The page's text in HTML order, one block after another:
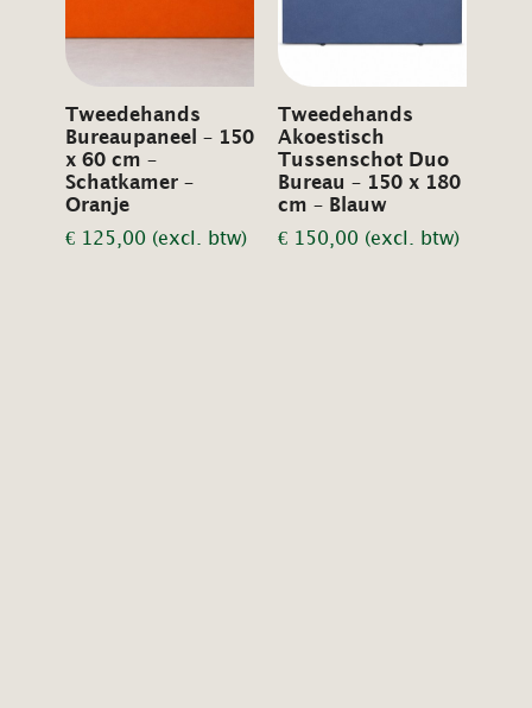
Tweedehands
Bureaupaneel – 150
x 60 cm –
Schatkamer –
Oranje
€ 125,00 (excl. btw)
Tweedehands
Akoestisch
Tussenschot Duo
Bureau – 150 x 180
cm – Blauw
€ 150,00 (excl. btw)